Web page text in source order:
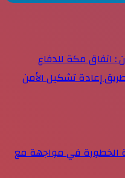
: اتفاق مكة للدفاع
إعادة تشكيل الأمن
الخطورة في مواجهة مع